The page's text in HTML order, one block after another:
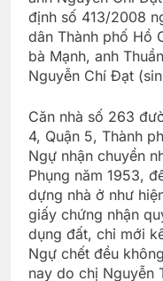
định số 413/2008
dân Thành phố Hồ
bà Mạnh, anh
Nguyễn Chí Đạt
Căn nhà số 263
4, Quận 5, Thành
Ngự nhận chuyển
Phụng năm 1953,
dựng nhà ở như
giấy chứng nhận
dụng đất, chỉ mới
Ngự chết đều
nay do chị Nguyễn